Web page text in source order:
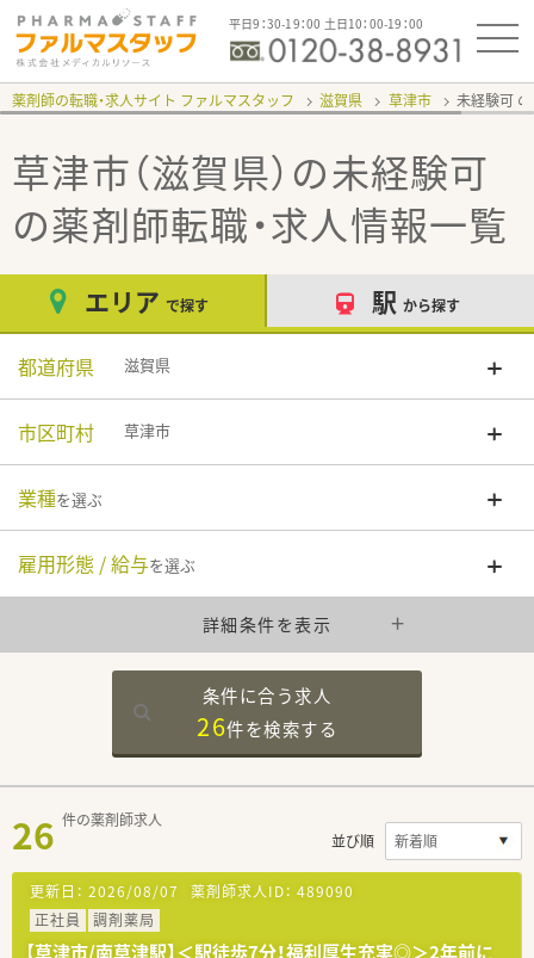
平日9：30-19：00 土日10：00-19：00
薬剤師の転職・求人サイト ファルマスタッフ 滋賀県 草津市 未経験可
草津市（滋賀県）の未経験可
の薬剤師転職・求人情報一覧
エリア で探す 駅 から探す
都道府県 滋賀県
市区町村 草津市
業種を選ぶ
雇用形態 / 給与を選ぶ
詳細条件を表示
条件に合う求人
26件を検索する
26 件の薬剤師求人
並び順
更新日： 2026/08/07 薬剤師求人ID： 489090
正社員
調剤薬局
【草津市/南草津駅】＜駅徒歩7分！福利厚生充実◎＞2年前に